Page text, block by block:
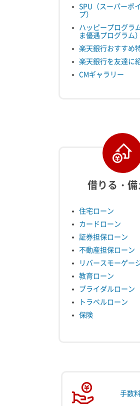
SPU（スーパーポ
プ）
ハッピープログラ
ま優遇プログラム）
楽天銀行おすすめ
楽天銀行を友達に
CMギャラリー
借りる・備
住宅ローン
カードローン
証券担保ローン
不動産担保ローン
リバースモーゲー
教育ローン
ブライダルローン
トラベルローン
保険
手数